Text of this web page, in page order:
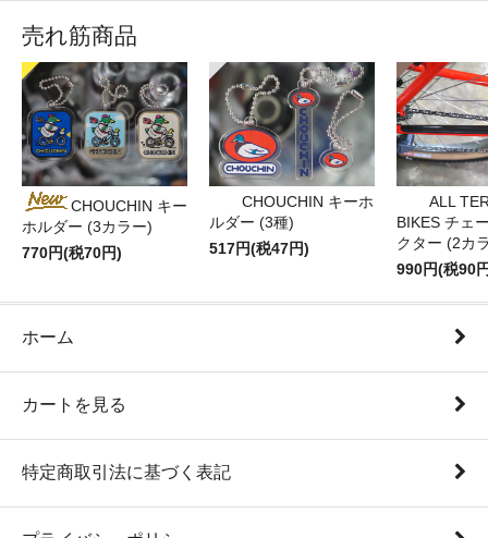
売れ筋商品
CHOUCHIN キー
ホルダー (3カラー)
770円(税70円)
CHOUCHIN キーホ
ルダー (3種)
517円(税47円)
ALL
BIKES チェ
クター (2カ
990円(税90
ホーム
カートを見る
特定商取引法に基づく表記